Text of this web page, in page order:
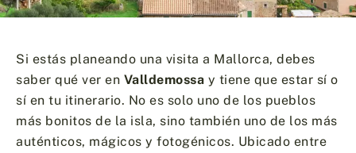
Si estás planeando una visita a Mallorca, debes
saber qué ver en Valldemossa y tiene que estar sí o
sí en tu itinerario. No es solo uno de los pueblos
más bonitos de la isla, sino también uno de los más
auténticos, mágicos y fotogénicos. Ubicado entre